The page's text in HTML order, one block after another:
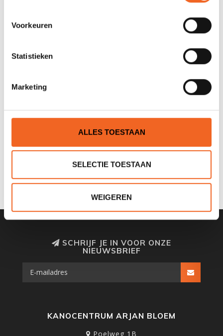
Voorkeuren
Statistieken
Marketing
ALLES TOESTAAN
SELECTIE TOESTAAN
WEIGEREN
Personen
REVIEWS
0 sterren op basis van 0 beoordelingen
SCHRIJF JE IN VOOR ONZE
NIEUWSBRIEF
KANOCENTRUM ARJAN BLOEM
Poelweg 1B